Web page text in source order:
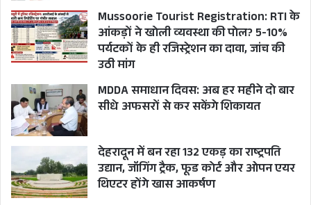
Mussoorie Tourist Registration: RTI के
आंकड़ों ने खोली व्यवस्था की पोल? 5-10%
पर्यटकों के ही रजिस्ट्रेशन का दावा, जांच की
उठी मांग
MDDA समाधान दिवस: अब हर महीने दो बार
सीधे अफसरों से कर सकेंगे शिकायत
देहरादून में बन रहा 132 एकड़ का राष्ट्रपति
उद्यान, जॉगिंग ट्रैक, फूड कोर्ट और ओपन एयर
थिएटर होंगे खास आकर्षण